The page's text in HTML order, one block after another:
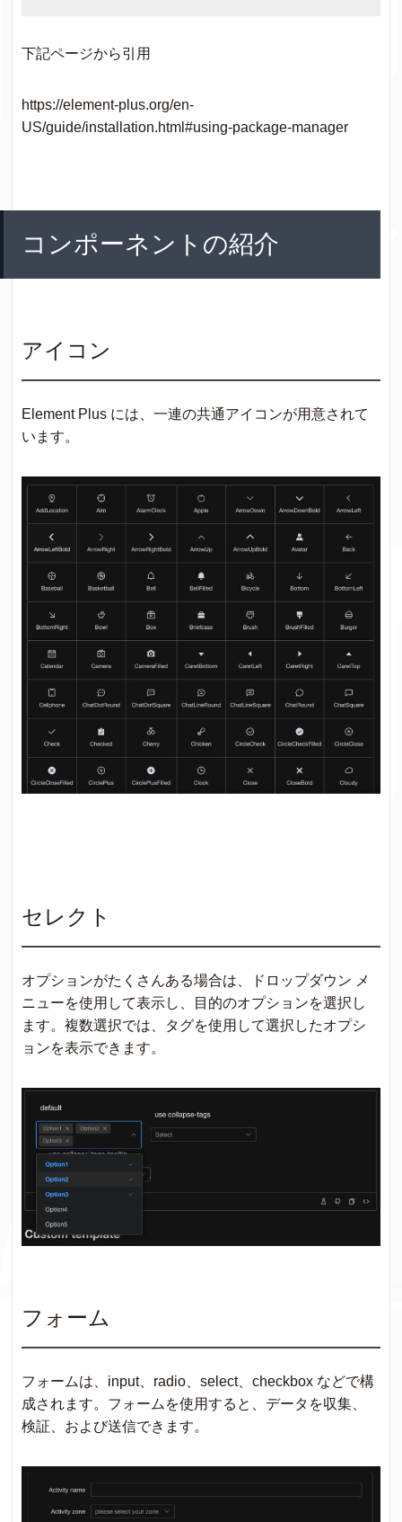
下記ページから引用
https://element-plus.org/en-
US/guide/installation.html#using-package-manager
コンポーネントの紹介
アイコン
Element Plus には、一連の共通アイコンが用意されて
います。
セレクト
オプションがたくさんある場合は、ドロップダウン メ
ニューを使用して表示し、目的のオプションを選択し
ます。複数選択では、タグを使用して選択したオプシ
ョンを表示できます。
フォーム
フォームは、input、radio、select、checkbox などで構
成されます。フォームを使用すると、データを収集、
検証、および送信できます。